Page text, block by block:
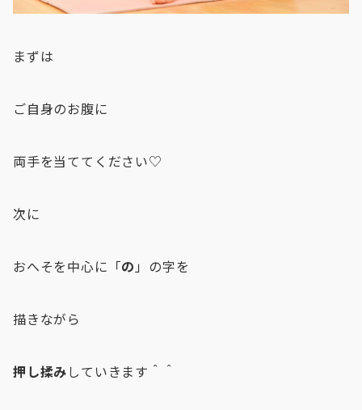
まずは
ご自身のお腹に
両手を当ててください♡
次に
おへそを中心に「の 」の字を
描きながら
押し揉みしていきます＾＾